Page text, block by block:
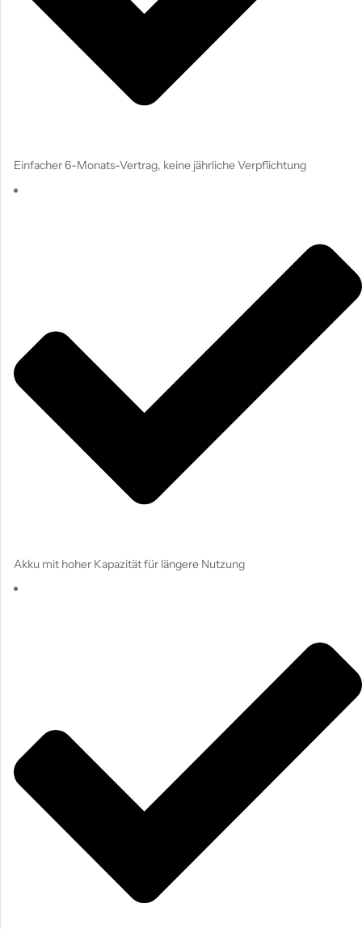
Einfacher 6-Monats-Vertrag, keine jährliche Verpflichtung
Akku mit hoher Kapazität für längere Nutzung